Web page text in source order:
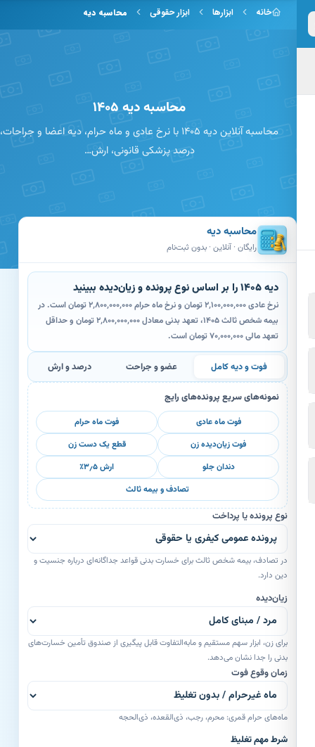
به محتوای اصلی
خانه ابزارها ابزار حقوقی محاسبه دیه
محاسبه دیه ۱۴۰۵
محاسبه آنلاین دیه ۱۴۰۵ با نرخ عادی و ماه حرام، دیه اعضا و جراحات،
درصد پزشکی قانونی، ارش…
محاسبه دیه
رایگان · آنلاین · بدون ثبت‌نام
نرخ عادی ۲٬۱۰۰٬۰۰۰٬۰۰۰ تومان و نرخ ماه حرام ۲٬۸۰۰٬۰۰۰٬۰۰۰ تومان است. در
بیمه شخص ثالث ۱۴۰۵، تعهد بدنی معادل ۲٬۸۰۰٬۰۰۰٬۰۰۰ تومان و حداقل
تعهد مالی ۷۰٬۰۰۰٬۰۰۰ تومان است.
فوت و دیه کامل عضو و جراحت درصد و ارش
نمونه‌های سریع پرونده‌های رایج
فوت ماه عادی
فوت ماه حرام
فوت زیان‌دیده زن
قطع یک دست زن
دندان جلو
تصادف و بیمه ثالث
نوع پرونده یا پرداخت
در تصادف، بیمه شخص ثالث برای خسارت بدنی قواعد جداگانه‌ای درباره جنسیت و
دین دارد.
زیان‌دیده
برای زن، ابزار سهم مستقیم و مابه‌التفاوت قابل پیگیری از صندوق تأمین خسارت‌های
بدنی را جدا نشان می‌دهد.
زمان وقوع فوت
ماه‌های حرام قمری: محرم، رجب، ذی‌القعده، ذی‌الحجه
شرط مهم تغلیظ